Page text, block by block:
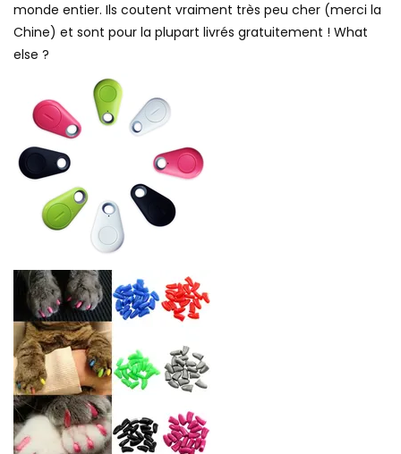
monde entier. Ils coutent vraiment très peu cher (merci la
Chine) et sont pour la plupart livrés gratuitement ! What
else ?